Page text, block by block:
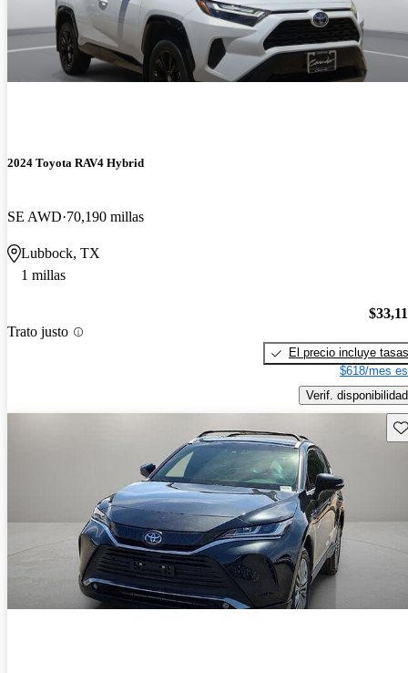
2024 Toyota RAV4 Hybrid
SE AWD 70,190 millas
Lubbock, TX
1 millas
Trato justo
El precio incluye tasas
$618/mes
Verif. disponibilidad